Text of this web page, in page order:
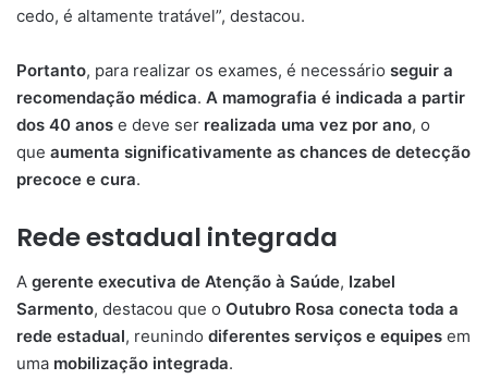
cedo, é altamente tratável”, destacou.
Portanto, para realizar os exames, é necessário seguir a
recomendação médica. A mamografia é indicada a partir
dos 40 anos e deve ser realizada uma vez por ano, o
que aumenta significativamente as chances de detecção
precoce e cura.
Rede estadual integrada
A gerente executiva de Atenção à Saúde, Izabel
Sarmento, destacou que o Outubro Rosa conecta toda a
rede estadual, reunindo diferentes serviços e equipes em
uma mobilização integrada.